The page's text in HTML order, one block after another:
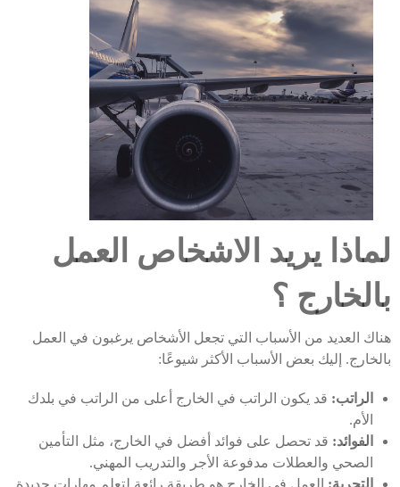
لماذا يريد الاشخاص العمل
بالخارج ؟
هناك العديد من الأسباب التي تجعل الأشخاص يرغبون في العمل
بالخارج. إليك بعض الأسباب الأكثر شيوعًا:
الراتب: قد يكون الراتب في الخارج أعلى من الراتب في بلدك
الأم.
الفوائد: قد تحصل على فوائد أفضل في الخارج، مثل التأمين
الصحي والعطلات مدفوعة الأجر والتدريب المهني.
التجربة: العمل في الخارج هو طريقة رائعة لتعلم مهارات جديدة